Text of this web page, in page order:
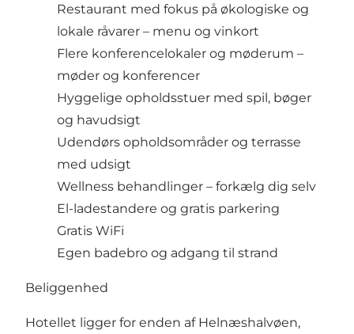
Restaurant med fokus på økologiske og
lokale råvarer – menu og vinkort
Flere konferencelokaler og møderum –
møder og konferencer
Hyggelige opholdsstuer med spil, bøger
og havudsigt
Udendørs opholdsområder og terrasse
med udsigt
Wellness behandlinger – forkælg dig selv
El-ladestandere og gratis parkering
Gratis WiFi
Egen badebro og adgang til strand
Beliggenhed
Hotellet ligger for enden af Helnæshalvøen,